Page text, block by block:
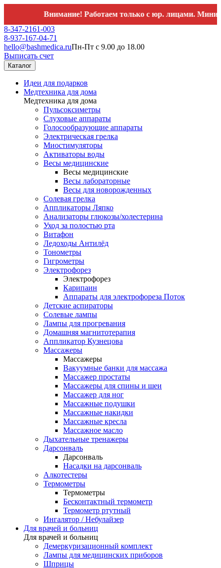
Внимание! Работаем только с юр. лицами.
8-347-2161-003
8-937-167-04-71
hello@bashmedica.ruПн-Пт с 9.00 до 18.00
Выписать счет
Каталог
Идеи для подарков
Медтехника для дома
Медтехника для дома
Пульсоксиметры
Слуховые аппараты
Голосообразующие аппараты
Электрическая грелка
Миостимуляторы
Активаторы воды
Весы медицинские
Весы медицинские
Весы лабораторные
Весы для новорожденных
Солевая грелка
Аппликаторы Ляпко
Анализаторы глюкозы/холестерина
Уход за полостью рта
Витафон
Ледоходы Антилёд
Тонометры
Гигрометры
Электрофорез
Электрофорез
Карипаин
Аппараты для электрофореза Поток
Детские аспираторы
Солевые лампы
Лампы для прогревания
Домашняя магнитотерапия
Аппликатор Кузнецова
Массажеры
Массажеры
Вакуумные банки для массажа
Массажер простаты
Массажеры для спины и шеи
Массажер для ног
Массажные подушки
Массажные накидки
Массажные кресла
Массажное масло
Дыхательные тренажеры
Дарсонваль
Дарсонваль
Насадки на дарсонваль
Алкотестеры
Термометры
Термометры
Бесконтактный термометр
Термометр ртутный
Ингалятор / Небулайзер
Для врачей и больниц
Для врачей и больниц
Демеркуризационный комплект
Лампы для медицинских приборов
Шприцы